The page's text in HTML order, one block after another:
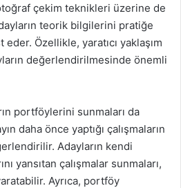
çekim teknikleri üzerine de
teorik bilgilerini pratiğe
Özellikle, yaratıcı yaklaşım
değerlendirilmesinde önemli
portföylerini sunmaları da
daha önce yaptığı çalışmaların
Adayların kendi
yansıtan çalışmalar sunmaları,
Ayrıca, portföy